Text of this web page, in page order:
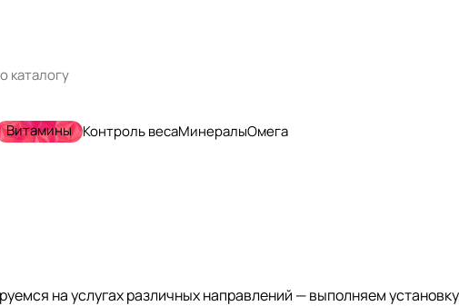
Витамины Контроль весаМинералыОмега
на услугах различных направлений — выполняем